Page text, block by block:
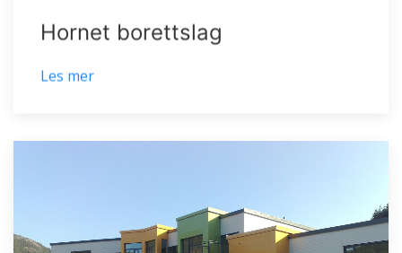
Hornet borettslag
Les mer